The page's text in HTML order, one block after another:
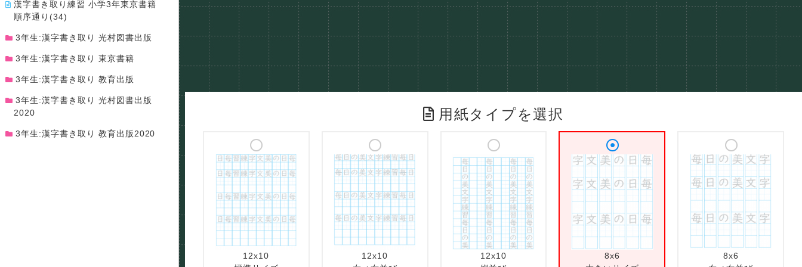
用紙タイプを選択
12x10
12x10
12x10
8x6
8x6
漢字書き取り練習 小学3年東京書籍
順序通り(34)
3年生:漢字書き取り 光村図書出版
3年生:漢字書き取り 東京書籍
3年生:漢字書き取り 教育出版
3年生:漢字書き取り 光村図書出版
2020
3年生:漢字書き取り 教育出版2020